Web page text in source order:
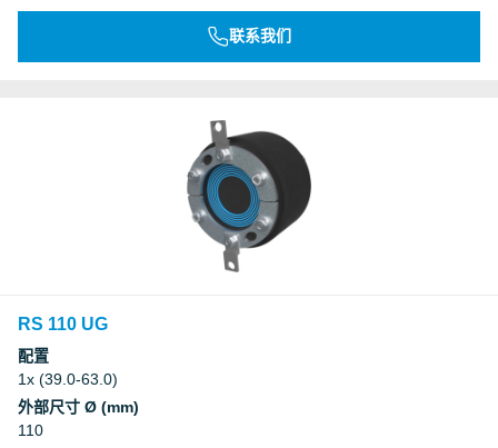
联系我们
RS 110 UG
配置
1x (39.0-63.0)
外部尺寸 Ø (mm)
110